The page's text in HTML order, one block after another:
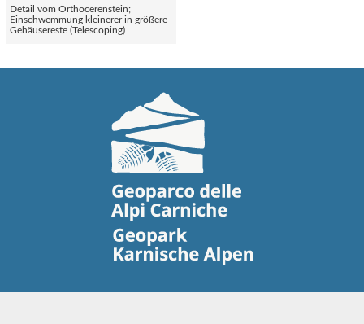
Detail vom Orthocerenstein;
Einschwemmung kleinerer in größere
Gehäusereste (Telescoping)